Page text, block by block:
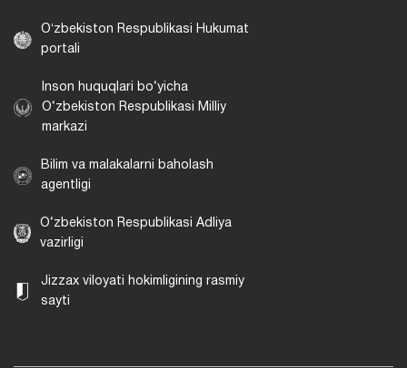
Oʻzbekiston Respublikasi Hukumat
portali
Inson huquqlari bo‘yicha
O‘zbekiston Respublikasi Milliy
markazi
Bilim va malakalarni baholash
agentligi
O‘zbekiston Respublikasi Adliya
vazirligi
Jizzax viloyati hokimligining rasmiy
sayti